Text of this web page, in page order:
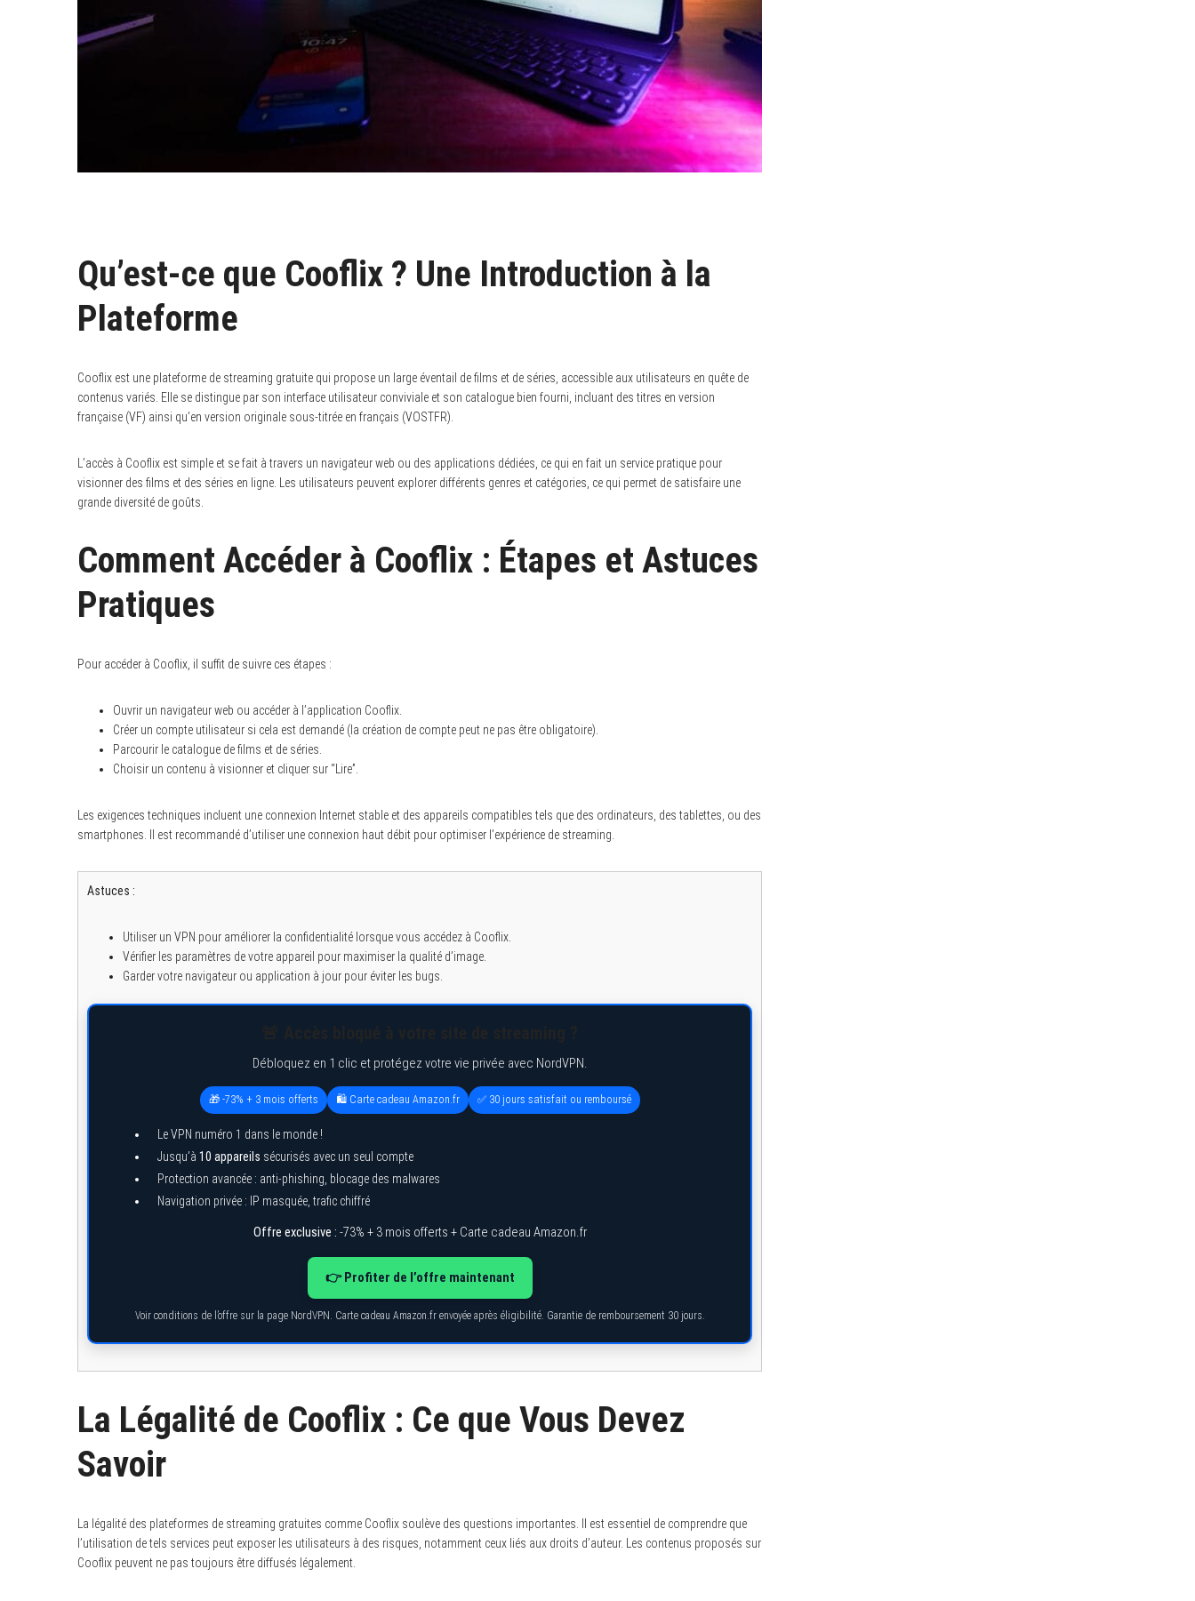
Qu’est-ce que Cooflix ? Une Introduction à la
Plateforme
Cooflix est une plateforme de streaming gratuite qui propose un large éventail de films et de séries, accessible aux utilisateurs en quête de
contenus variés. Elle se distingue par son interface utilisateur conviviale et son catalogue bien fourni, incluant des titres en version
française (VF) ainsi qu’en version originale sous-titrée en français (VOSTFR).
L’accès à Cooflix est simple et se fait à travers un navigateur web ou des applications dédiées, ce qui en fait un service pratique pour
visionner des films et des séries en ligne. Les utilisateurs peuvent explorer différents genres et catégories, ce qui permet de satisfaire une
grande diversité de goûts.
Comment Accéder à Cooflix : Étapes et Astuces
Pratiques
Pour accéder à Cooflix, il suffit de suivre ces étapes :
Ouvrir un navigateur web ou accéder à l’application Cooflix.
Créer un compte utilisateur si cela est demandé (la création de compte peut ne pas être obligatoire).
Parcourir le catalogue de films et de séries.
Choisir un contenu à visionner et cliquer sur “Lire”.
Les exigences techniques incluent une connexion Internet stable et des appareils compatibles tels que des ordinateurs, des tablettes, ou des
smartphones. Il est recommandé d’utiliser une connexion haut débit pour optimiser l’expérience de streaming.
Astuces :
Utiliser un VPN pour améliorer la confidentialité lorsque vous accédez à Cooflix.
Vérifier les paramètres de votre appareil pour maximiser la qualité d’image.
Garder votre navigateur ou application à jour pour éviter les bugs.
Débloquez en 1 clic et protégez votre vie privée avec NordVPN.
🎁 -73% + 3 mois offerts 🛍️ Carte cadeau Amazon.fr ✅ 30 jours satisfait ou remboursé
Le VPN numéro 1 dans le monde !
Jusqu’à 10 appareils sécurisés avec un seul compte
Protection avancée : anti-phishing, blocage des malwares
Navigation privée : IP masquée, trafic chiffré
Offre exclusive : -73% + 3 mois offerts + Carte cadeau Amazon.fr
👉 Profiter de l’offre maintenant
Voir conditions de l’offre sur la page NordVPN. Carte cadeau Amazon.fr envoyée après éligibilité. Garantie de remboursement 30 jours.
La Légalité de Cooflix : Ce que Vous Devez
Savoir
La légalité des plateformes de streaming gratuites comme Cooflix soulève des questions importantes. Il est essentiel de comprendre que
l’utilisation de tels services peut exposer les utilisateurs à des risques, notamment ceux liés aux droits d’auteur. Les contenus proposés sur
Cooflix peuvent ne pas toujours être diffusés légalement.
c
h
o